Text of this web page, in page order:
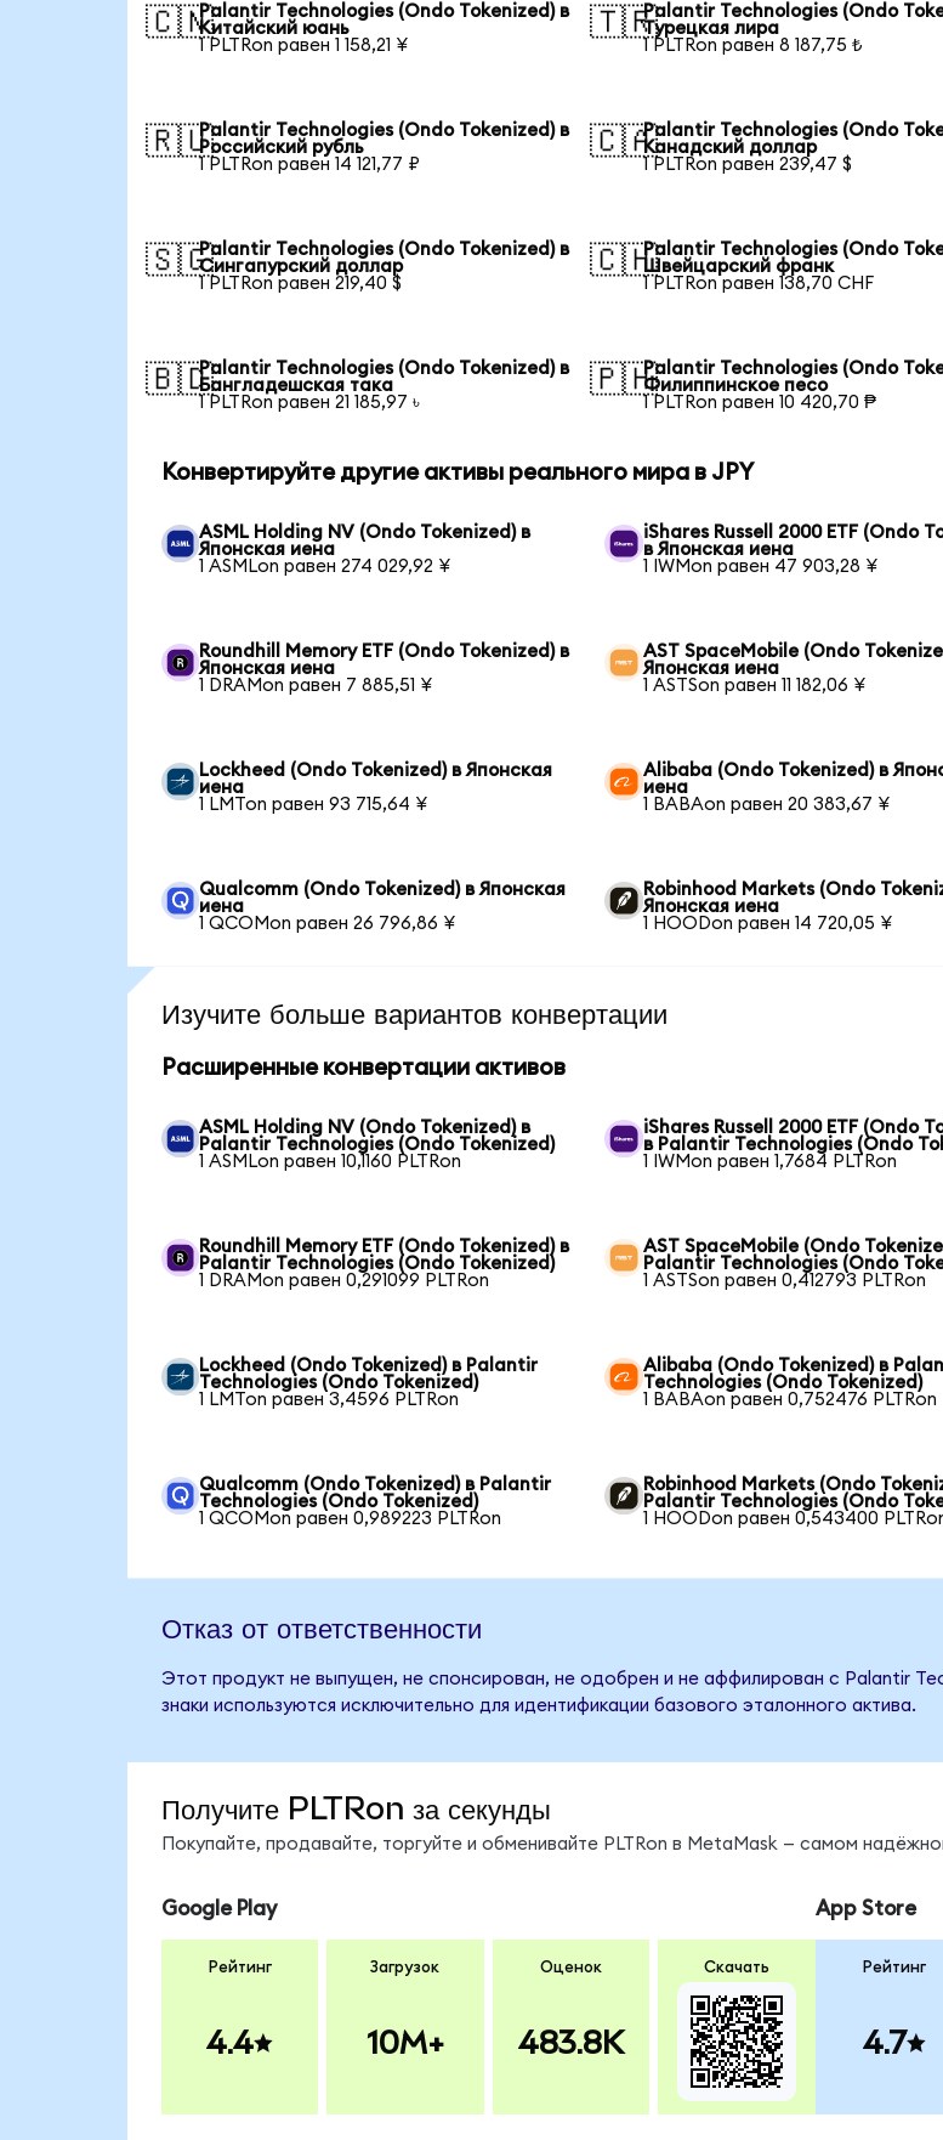
🇨🇳Palantir Technologies (Ondo Tokenized) в
Китайский юань
1 PLTRon равен 1 158,21 ¥
🇹🇷Palantir Technologies (Ondo
Турецкая лира
1 PLTRon равен 8 187,75 ₺
🇷🇺Palantir Technologies (Ondo Tokenized) в
Российский рубль
1 PLTRon равен 14 121,77 ₽
🇨🇦Palantir Technologies (Ondo
Канадский доллар
1 PLTRon равен 239,47 $
🇸🇬Palantir Technologies (Ondo Tokenized) в
Сингапурский доллар
1 PLTRon равен 219,40 $
🇨🇭Palantir Technologies (Ondo
Швейцарский франк
1 PLTRon равен 138,70 CHF
🇧🇩Palantir Technologies (Ondo Tokenized) в
Бангладешская така
1 PLTRon равен 21 185,97 ৳
🇵🇭Palantir Technologies (Ondo
Филиппинское песо
1 PLTRon равен 10 420,70 ₱
Конвертируйте другие активы реального мира в JPY
ASML Holding NV (Ondo Tokenized) в
Японская иена
1 ASMLon равен 274 029,92 ¥
iShares Russell 2000 ETF (Ondo
в Японская иена
1 IWMon равен 47 903,28 ¥
Roundhill Memory ETF (Ondo Tokenized) в
Японская иена
1 DRAMon равен 7 885,51 ¥
AST SpaceMobile (Ondo
Японская иена
1 ASTSon равен 11 182,06 ¥
Lockheed (Ondo Tokenized) в Японская
иена
1 LMTon равен 93 715,64 ¥
Alibaba (Ondo Tokenized) в
иена
1 BABAon равен 20 383,67 ¥
Qualcomm (Ondo Tokenized) в Японская
иена
1 QCOMon равен 26 796,86 ¥
Robinhood Markets (Ondo
Японская иена
1 HOODon равен 14 720,05 ¥
Изучите больше вариантов конвертации
Расширенные конвертации активов
ASML Holding NV (Ondo Tokenized) в
Palantir Technologies (Ondo Tokenized)
1 ASMLon равен 10,1160 PLTRon
iShares Russell 2000 ETF (Ondo
в Palantir Technologies (Ondo
1 IWMon равен 1,7684 PLTRon
Roundhill Memory ETF (Ondo Tokenized) в
Palantir Technologies (Ondo Tokenized)
1 DRAMon равен 0,291099 PLTRon
AST SpaceMobile (Ondo
Palantir Technologies (Ondo
1 ASTSon равен 0,412793 PLTRon
Lockheed (Ondo Tokenized) в Palantir
Technologies (Ondo Tokenized)
1 LMTon равен 3,4596 PLTRon
Alibaba (Ondo Tokenized) в
Technologies (Ondo Tokenized)
1 BABAon равен 0,752476 PLTRon
Qualcomm (Ondo Tokenized) в Palantir
Technologies (Ondo Tokenized)
1 QCOMon равен 0,989223 PLTRon
Robinhood Markets (Ondo
Palantir Technologies (Ondo
1 HOODon равен 0,543400
Отказ от ответственности
Этот продукт не выпущен, не спонсирован, не одобрен и не аффилирован с Palantir
знаки используются исключительно для идентификации базового эталонного актива.
Получите PLTRon за секунды
Покупайте, продавайте, торгуйте и обменивайте PLTRon в MetaMask — самом
Google Play
Рейтинг
4.4
Загрузок
10M+
Оценок
483.8K
Скачать
App Store
Рейтинг
4.7